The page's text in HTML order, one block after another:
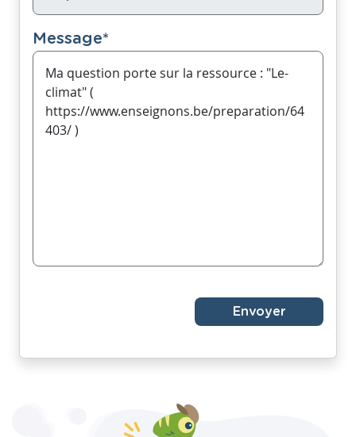
Message*
Envoyer